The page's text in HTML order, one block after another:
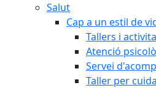
Salut
Cap a un estil de
Tallers i
Atenció
Servei
Taller per